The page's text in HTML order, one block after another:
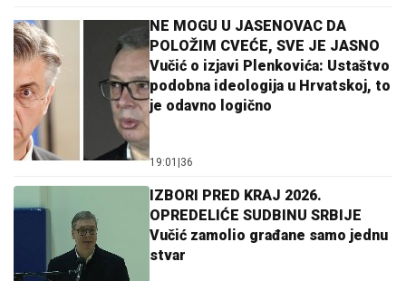
NE MOGU U JASENOVAC DA
POLOŽIM CVEĆE, SVE JE JASNO
Vučić o izjavi Plenkovića: Ustaštvo
podobna ideologija u Hrvatskoj, to
je odavno logično
19:01 36
IZBORI PRED KRAJ 2026.
OPREDELIĆE SUDBINU SRBIJE
Vučić zamolio građane samo jednu
stvar